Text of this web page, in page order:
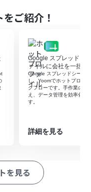
ルを選択し、「名刺が
の「レコードを追
トプロファイルから取
付けます
となるアクション、「オ
ー内で処理を行うアク
設定できますので、業
名、部署、役職な
、自由にマッピング
ご紹介！
Google スプレッドシ
ァイルに会社を一括登
Google スプレッドシート
し、Yoomでホットプロフ
クフローです。手作業の転
え、データ管理を効率化し
す。
詳細を見る
を見る